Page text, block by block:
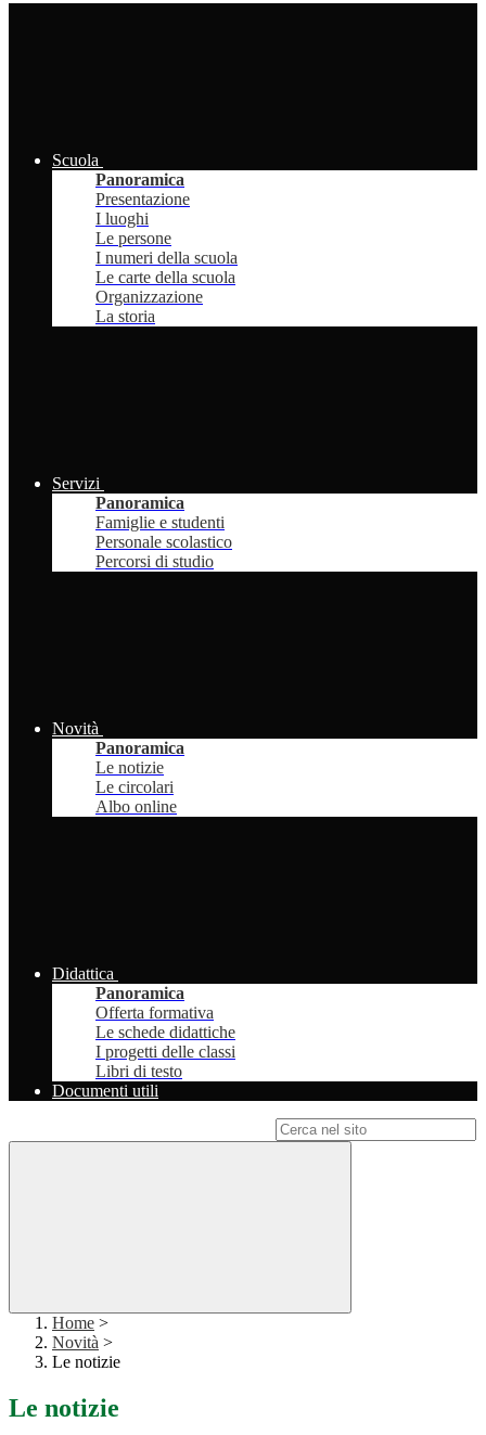
Scuola
Panoramica
Presentazione
I luoghi
Le persone
I numeri della scuola
Le carte della scuola
Organizzazione
La storia
Servizi
Panoramica
Famiglie e studenti
Personale scolastico
Percorsi di studio
Novità
Panoramica
Le notizie
Le circolari
Albo online
Didattica
Panoramica
Offerta formativa
Le schede didattiche
I progetti delle classi
Libri di testo
Documenti utili
Home >
Novità >
Le notizie
Le notizie